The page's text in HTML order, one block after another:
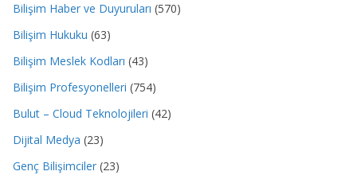
Bilişim Haber ve Duyuruları (570)
Bilişim Hukuku (63)
Bilişim Meslek Kodları (43)
Bilişim Profesyonelleri (754)
Bulut – Cloud Teknolojileri (42)
Dijital Medya (23)
Genç Bilişimciler (23)